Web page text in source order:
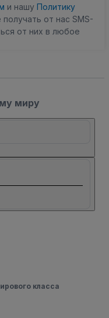
и нашу Политику
от нас SMS-
от них в любое
миру
класса